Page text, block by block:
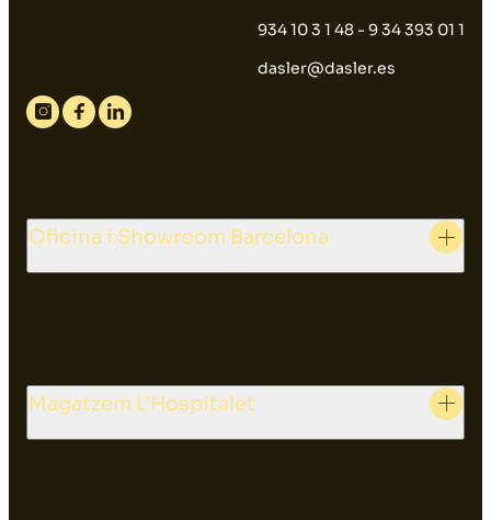
934 10 3 1 48 - 9 34 393 01 1
dasler@dasler.es
Instagram
FacebookLinkedin
Oficina i Showroom Barcelona
Magatzem L'Hospitalet